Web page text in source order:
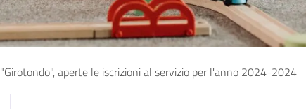
"Girotondo", aperte le iscrizioni al servizio per l'anno 2024-2024